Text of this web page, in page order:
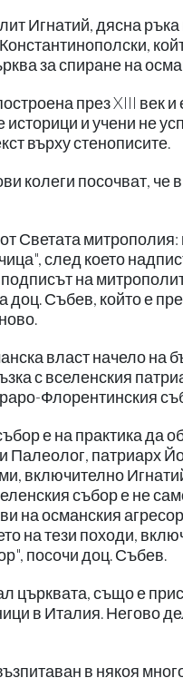
Игнатий, дясна
за спиране на
през XIII век
и учени не
върху стенописите.
колеги посочват, че
Светата
след което
на
Събев, който е
власт начело на
с вселенския
Флорентинския
е на практика да
патриарх
включително
събор е не
на османския
на тези походи,
посочи доц. Събев.
църквата, също е
в Италия. Негово
в някоя